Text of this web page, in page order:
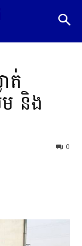
ត់
និង
0